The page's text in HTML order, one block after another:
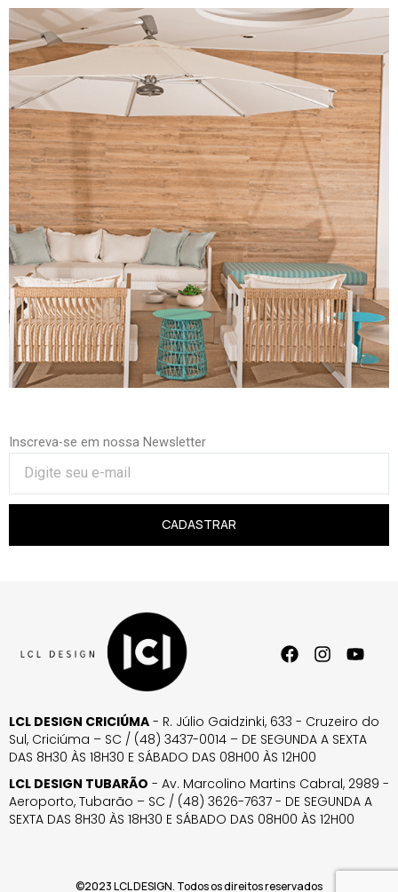
Inscreva-se em nossa Newsletter
CADASTRAR
LCL DESIGN CRICIÚMA - R. Júlio Gaidzinki, 633 - Cruzeiro do
Sul, Criciúma – SC / (48) 3437-0014 – DE SEGUNDA A SEXTA
DAS 8H30 ÀS 18H30 E SÁBADO DAS 08H00 ÀS 12H00
LCL DESIGN TUBARÃO - Av. Marcolino Martins Cabral, 2989 -
Aeroporto, Tubarão – SC / (48) 3626-7637 - DE SEGUNDA A
SEXTA DAS 8H30 ÀS 18H30 E SÁBADO DAS 08H00 ÀS 12H00
©2023 LCL DESIGN. Todos os direitos reservados